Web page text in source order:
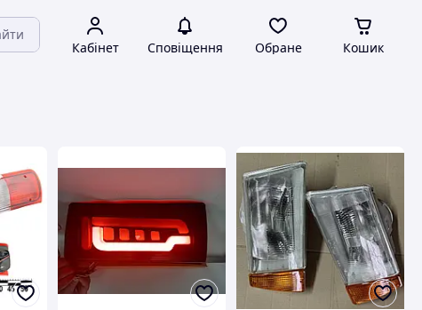
Кабінет Сповіщення Обране Кошик